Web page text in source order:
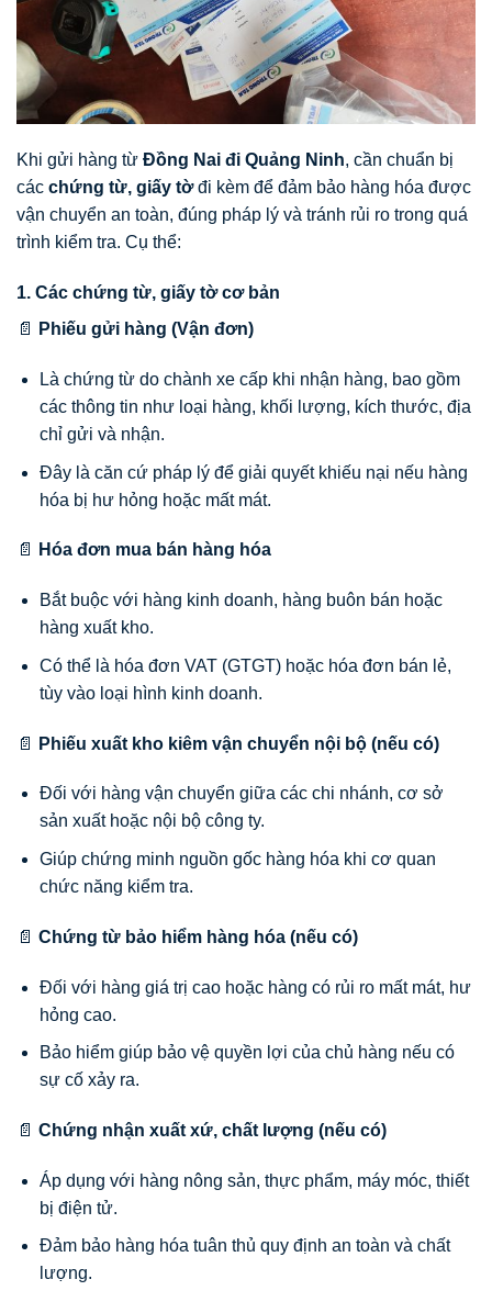
Khi gửi hàng từ Đồng Nai đi Quảng Ninh, cần chuẩn bị
các chứng từ, giấy tờđi kèm để đảm bảo hàng hóa được
vận chuyển an toàn, đúng pháp lý và tránh rủi ro trong quá
trình kiểm tra. Cụ thể:
1. Các chứng từ, giấy tờ cơ bản
📄
Phiếu gửi hàng (Vận đơn)
Là chứng từ do chành xe cấp khi nhận hàng, bao gồm
các thông tin như loại hàng, khối lượng, kích thước, địa
chỉ gửi và nhận.
Đây là căn cứ pháp lý để giải quyết khiếu nại nếu hàng
hóa bị hư hỏng hoặc mất mát.
📄 Hóa đơn mua bán hàng hóa
Bắt buộc với hàng kinh doanh, hàng buôn bán hoặc
hàng xuất kho.
Có thể là hóa đơn VAT (GTGT) hoặc hóa đơn bán lẻ,
tùy vào loại hình kinh doanh.
📄 Phiếu xuất kho kiêm vận chuyển nội bộ (nếu có)
Đối với hàng vận chuyển giữa các chi nhánh, cơ sở
sản xuất hoặc nội bộ công ty.
Giúp chứng minh nguồn gốc hàng hóa khi cơ quan
chức năng kiểm tra.
📄 Chứng từ bảo hiểm hàng hóa (nếu có)
Đối với hàng giá trị cao hoặc hàng có rủi ro mất mát, hư
hỏng cao.
Bảo hiểm giúp bảo vệ quyền lợi của chủ hàng nếu có
sự cố xảy ra.
📄 Chứng nhận xuất xứ, chất lượng (nếu có)
Áp dụng với hàng nông sản, thực phẩm, máy móc, thiết
bị điện tử.
Đảm bảo hàng hóa tuân thủ quy định an toàn và chất
lượng.